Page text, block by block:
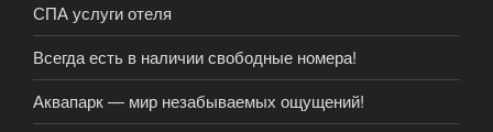
СПА услуги отеля
Всегда есть в наличии свободные номера!
Аквапарк — мир незабываемых ощущений!